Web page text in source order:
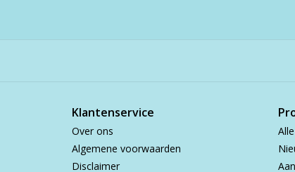
Klantenservice
Over ons
Algemene voorwaarden
Disclaimer